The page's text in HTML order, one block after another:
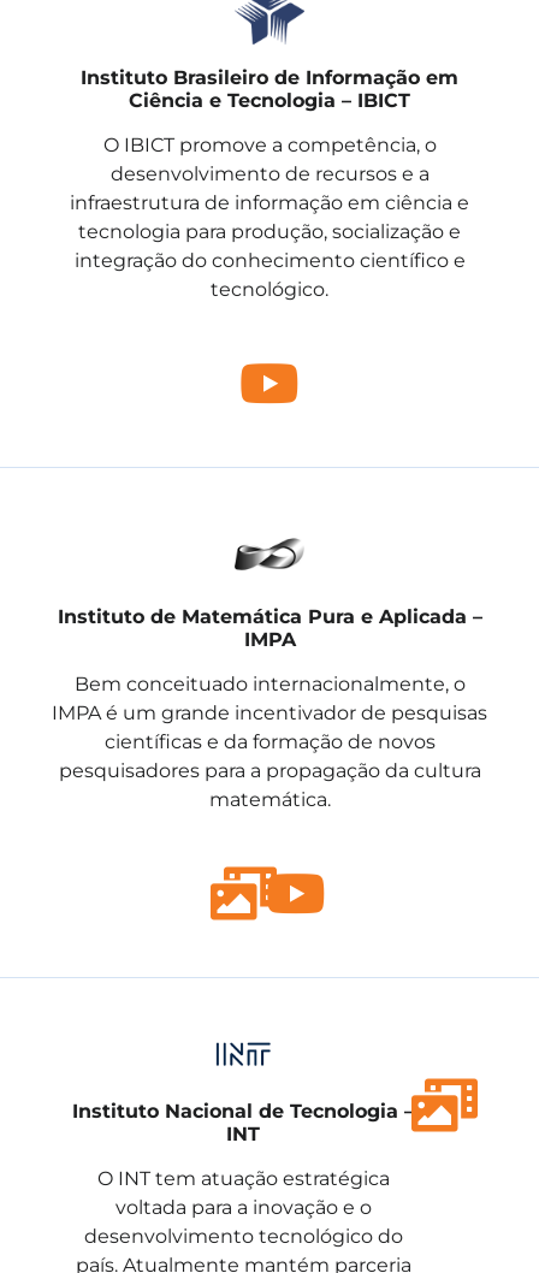
Instituto Brasileiro de Informação em
Ciência e Tecnologia – IBICT
O IBICT promove a competência, o
desenvolvimento de recursos e a
infraestrutura de informação em ciência e
tecnologia para produção, socialização e
integração do conhecimento científico e
tecnológico.
Instituto de Matemática Pura e Aplicada –
IMPA
Bem conceituado internacionalmente, o
IMPA é um grande incentivador de pesquisas
científicas e da formação de novos
pesquisadores para a propagação da cultura
matemática.
Instituto Nacional de Tecnologia –
INT
O INT tem atuação estratégica
voltada para a inovação e o
desenvolvimento tecnológico do
país. Atualmente mantém parceria